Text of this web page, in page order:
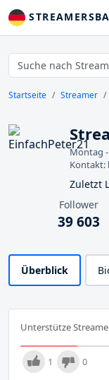
Startseite Streamer
Montag -
Kontakt:
Zuletzt
Follower
39 603
Überblick
Unterstütze
1 0